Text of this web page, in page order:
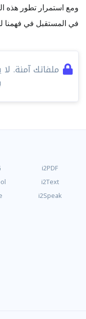
ومع استمرار تطور هذه
في المستقبل في فهمنا
ملفاتك آمنة.
i2PDF
i2Text
i2Speak